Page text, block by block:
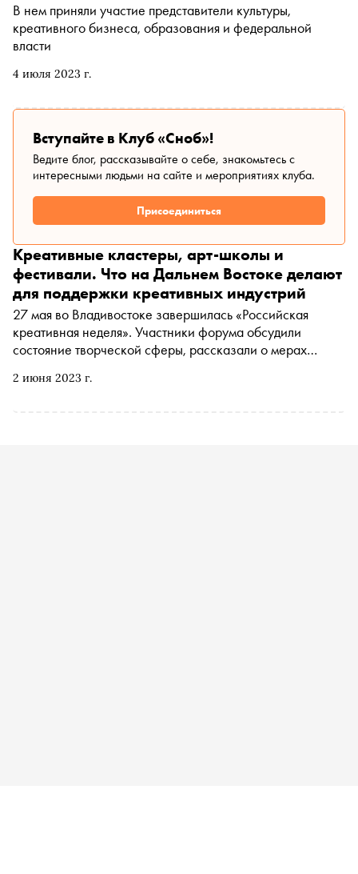
4 июля 2023 г.
В нем приняли участие представители культуры,
креативного бизнеса, образования и федеральной
власти
Вступайте в Клуб «Сноб»!
Ведите блог, рассказывайте о себе, знакомьтесь с
интересными людьми на сайте и мероприятиях клуба.
Присоединиться
2 июня 2023 г.
Креативные кластеры, арт-школы и
фестивали. Что на Дальнем Востоке делают
для поддержки креативных индустрий
27 мая во Владивостоке завершилась «Российская
креативная неделя». Участники форума обсудили
состояние творческой сферы, рассказали о мерах
проектах. «Сноб» выяснил, что происходит с